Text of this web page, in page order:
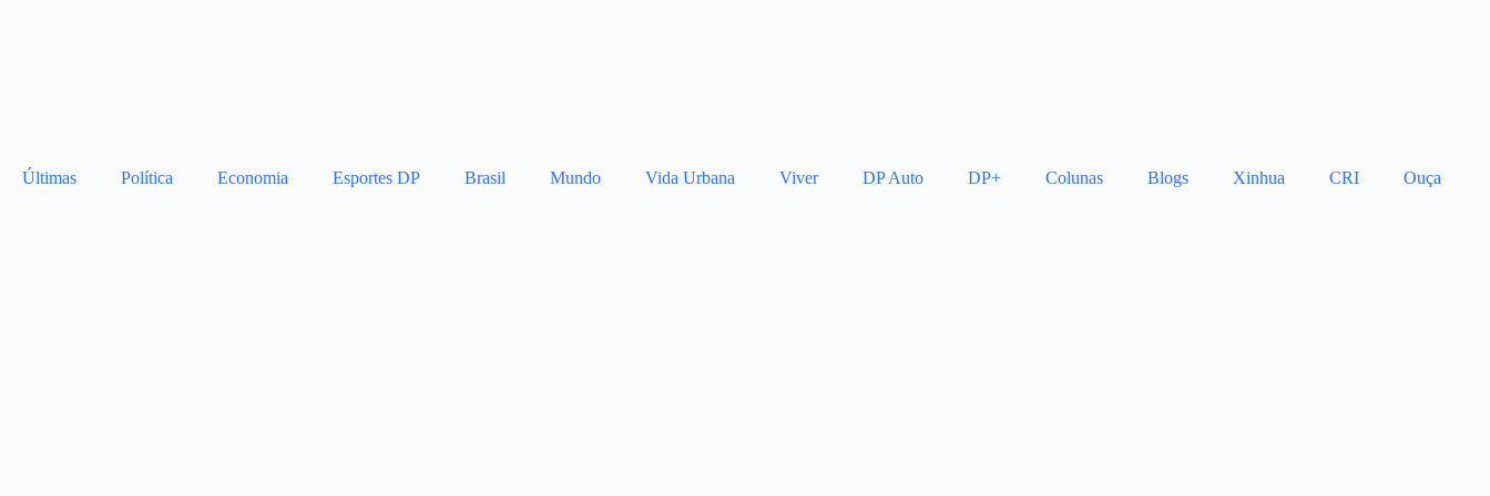
Últimas Política Economia Esportes DP Brasil Mundo Vida Urbana Viver DP Auto DP+ Colunas Blogs Xinhua CRI Ouça